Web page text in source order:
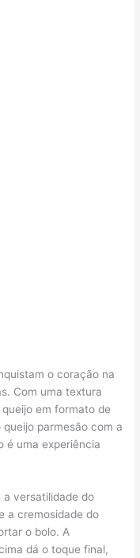
o coração na
Com uma textura
em formato de
parmesão com a
é uma experiência
versatilidade do
a cremosidade do
o bolo. A
dá o toque final,